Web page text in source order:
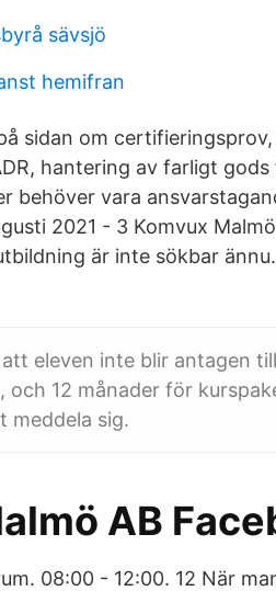
sävsjö
hemifran
sidan om
hantering av farligt
behöver vara
2021 - 3 Komvux
är inte sökbar
eleven inte blir antagen
12 månader för
meddela sig.
AB
08:00 - 12:00. 12 När